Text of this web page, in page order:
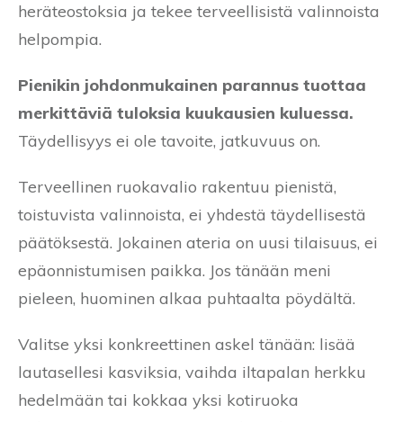
heräteostoksia ja tekee terveellisistä valinnoista
helpompia.
Pienikin johdonmukainen parannus tuottaa
merkittäviä tuloksia kuukausien kuluessa.
Täydellisyys ei ole tavoite, jatkuvuus on.
Terveellinen ruokavalio rakentuu pienistä,
toistuvista valinnoista, ei yhdestä täydellisestä
päätöksestä. Jokainen ateria on uusi tilaisuus, ei
epäonnistumisen paikka. Jos tänään meni
pieleen, huominen alkaa puhtaalta pöydältä.
Valitse yksi konkreettinen askel tänään: lisää
lautasellesi kasviksia, vaihda iltapalan herkku
hedelmään tai kokkaa yksi kotiruoka